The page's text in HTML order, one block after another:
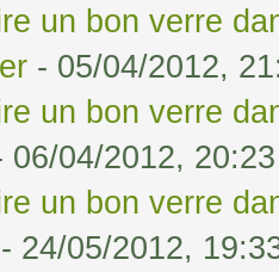
un bon verre
- 05/04/2012,
un bon verre
06/04/2012, 20:23
un bon verre
- 24/05/2012,